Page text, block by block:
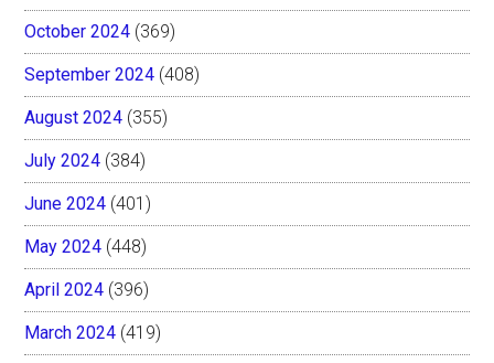
October 2024 (369)
September 2024 (408)
August 2024 (355)
July 2024 (384)
June 2024 (401)
May 2024 (448)
April 2024 (396)
March 2024 (419)